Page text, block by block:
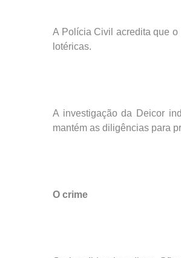
A Polícia Civil acredita que
lotéricas.
A investigação da Deicor
mantém as diligências para
O crime